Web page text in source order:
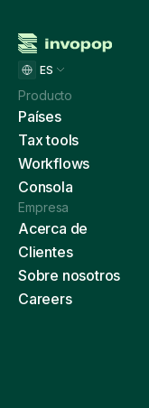
ES
Producto
Países
Tax tools
Workflows
Consola
Empresa
Acerca de
Clientes
Sobre nosotros
Careers